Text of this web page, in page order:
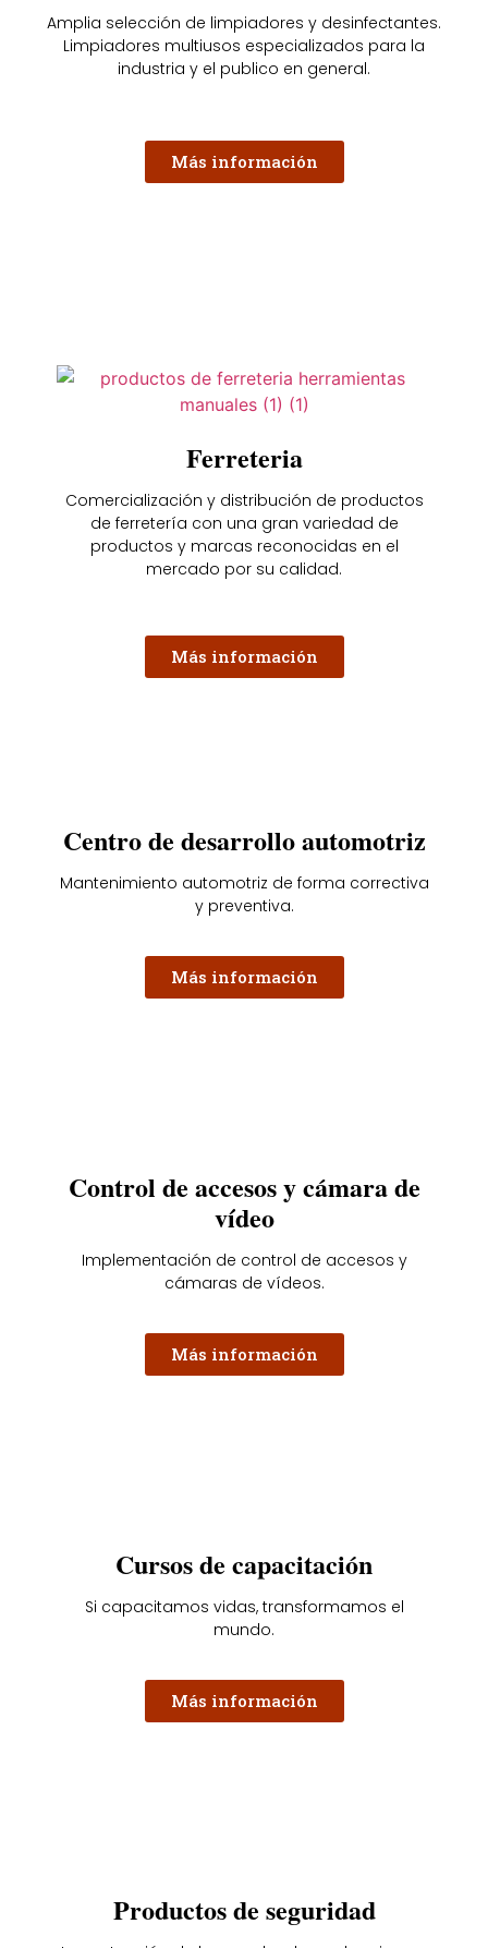
Amplia selección de limpiadores y desinfectantes.
Limpiadores multiusos especializados para la
industria y el publico en general.
Más información
Ferreteria
Comercialización y distribución de productos
de ferretería con una gran variedad de
productos y marcas reconocidas en el
mercado por su calidad.
Más información
Centro de desarrollo automotriz
Mantenimiento automotriz de forma correctiva
y preventiva.
Más información
Control de accesos y cámara de
vídeo
Implementación de control de accesos y
cámaras de vídeos.
Más información
Cursos de capacitación
Si capacitamos vidas, transformamos el
mundo.
Más información
Productos de seguridad